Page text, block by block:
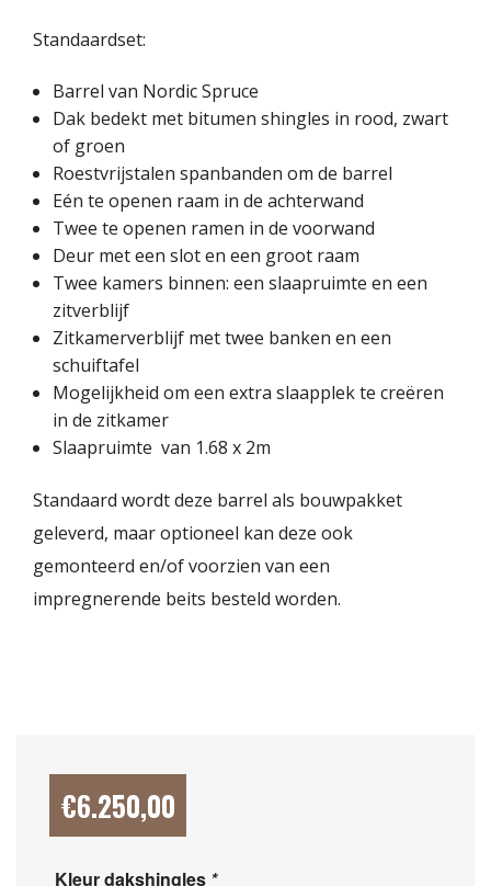
Standaardset:
Barrel van Nordic Spruce
Dak bedekt met bitumen shingles in rood, zwart
of groen
Roestvrijstalen spanbanden om de barrel
Eén te openen raam in de achterwand
Twee te openen ramen in de voorwand
Deur met een slot en een groot raam
Twee kamers binnen: een slaapruimte en een
zitverblijf
Zitkamerverblijf met twee banken en een
schuiftafel
Mogelijkheid om een extra slaapplek te creëren
in de zitkamer
Slaapruimte van 1.68 x 2m
Standaard wordt deze barrel als bouwpakket
geleverd, maar optioneel kan deze ook
gemonteerd en/of voorzien van een
impregnerende beits besteld worden.
€6.250,00
Kleur dakshingles *